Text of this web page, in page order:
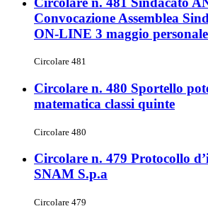
Convocazione Assemblea
ON-LINE 3 maggio
Circolare 481
Circolare n. 480 Sportello
matematica classi quinte
Circolare 480
Circolare n. 479 Protocollo
SNAM S.p.a
Circolare 479